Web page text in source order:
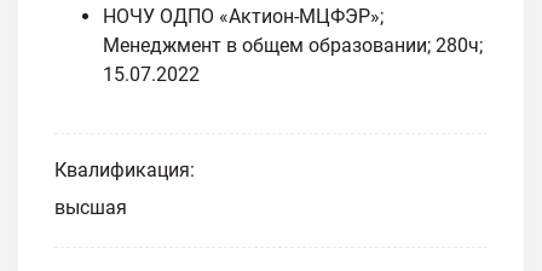
НОЧУ ОДПО «Актион-МЦФЭР»;
Менеджмент в общем образовании; 280ч;
15.07.2022
Квалификация:
высшая